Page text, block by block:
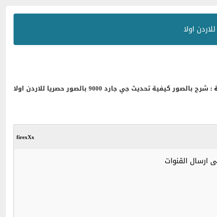
: شرح بالصور كيفية تحديث جي جارد 9000 بالصور حصريا للاردن اولا
firexXx